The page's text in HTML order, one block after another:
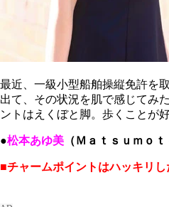
最近、一級小型船舶操縦免許を
出て、その状況を肌で感じてみ
ントはえくぼと脚。歩くことが
●松本あゆ美 （Ｍａｔｓｕｍｏ
■チャームポイントはハッキリし